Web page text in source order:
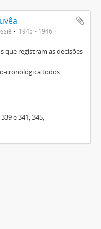
1945 - 1946
registram as decisões
cronológica todos
e 341, 345,